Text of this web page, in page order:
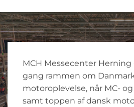
MCH Messecenter Herning
gang rammen om
motoroplevelse, når MC-
samt toppen af dansk